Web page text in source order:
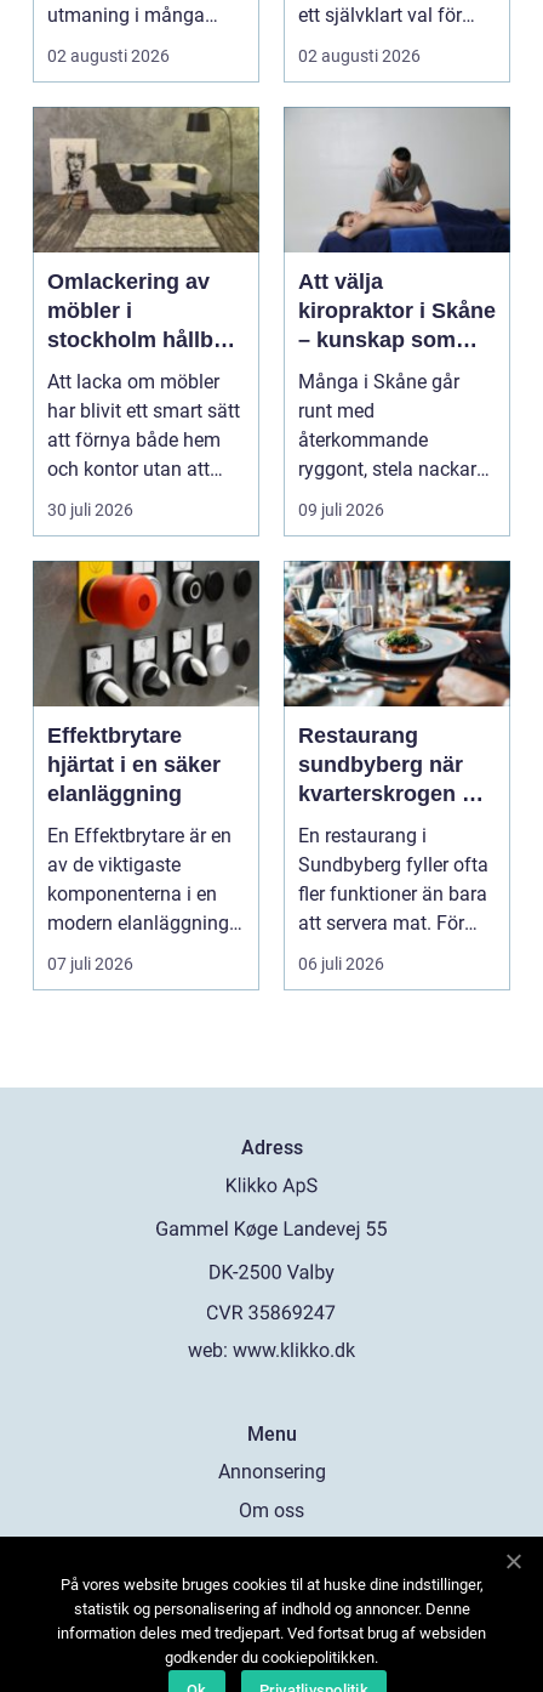
utmaning i många
svenska hem, kontor
och ...
02 augusti 2026
ett självklart val för
många som söke...
02 augusti 2026
Omlackering av
möbler i
stockholm hållbar
förvandling av
hem och kontor
Att lacka om möbler
har blivit ett smart sätt
att förnya både hem
och kontor utan att
köpa nytt. Mån...
30 juli 2026
Att välja
kiropraktor i Skåne
– kunskap som
hjälper dig att ta
rätt beslut
Många i Skåne går
runt med
återkommande
ryggont, stela nackar
eller diffusa ...
09 juli 2026
Effektbrytare
hjärtat i en säker
elanläggning
En Effektbrytare är en
av de viktigaste
komponenterna i en
modern elanläggning.
Den skyddar
människo...
07 juli 2026
Restaurang
sundbyberg när
kvarterskrogen blir
vardagsrum
En restaurang i
Sundbyberg fyller ofta
fler funktioner än bara
att servera mat. För
många blir den s...
06 juli 2026
Adress
web: www.klikko.dk
Menu
Annonsering
Om oss
Kontakta oss
Sitemap
På vores website bruges cookies til at huske dine indstillinger,
statistik og personalisering af indhold og annoncer. Denne
information deles med tredjepart. Ved fortsat brug af websiden
godkender du cookiepolitikken.